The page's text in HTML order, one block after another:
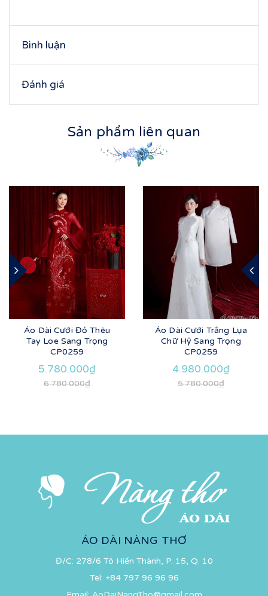
Bình luận
Đánh giá
Sản phẩm liên quan
Áo Dài Cưới Đỏ Thêu
Tay Loe Sang Trọng
CP0259
5.780.000₫
6.780.000₫
Áo Dài Cưới Trắng Lụa
Chữ Hỷ Sang Trọng
CP0259
4.980.000₫
5.780.000₫
ÁO DÀI NÀNG THƠ
Đ/C: 278/6 Tô Hiến Thành, P. 15, Q. 10
Tel: +84 797 96 96 96